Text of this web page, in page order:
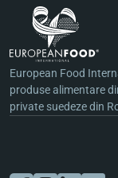
European Food
produse alimentare
private suedeze din